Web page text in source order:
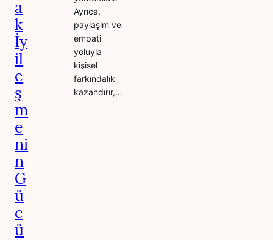
a
k
İy
il
e
ş
m
e
ni
n
G
ü
c
ü
Ayrıca,
paylaşım ve
empati
yoluyla
kişisel
farkındalık
kazandırır,…